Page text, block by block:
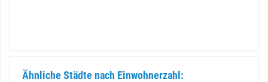
Ähnliche Städte nach Einwohnerzahl: